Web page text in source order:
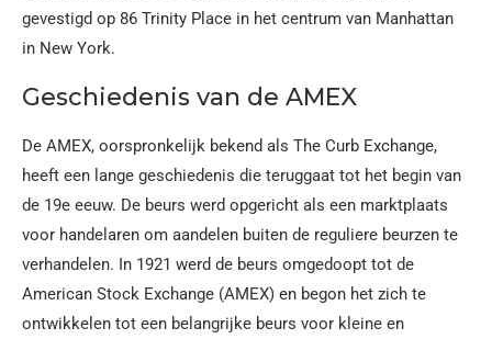
gevestigd op 86 Trinity Place in het centrum van Manhattan
in New York.
Geschiedenis van de AMEX
De AMEX, oorspronkelijk bekend als The Curb Exchange,
heeft een lange geschiedenis die teruggaat tot het begin van
de 19e eeuw. De beurs werd opgericht als een marktplaats
voor handelaren om aandelen buiten de reguliere beurzen te
verhandelen. In 1921 werd de beurs omgedoopt tot de
American Stock Exchange (AMEX) en begon het zich te
ontwikkelen tot een belangrijke beurs voor kleine en